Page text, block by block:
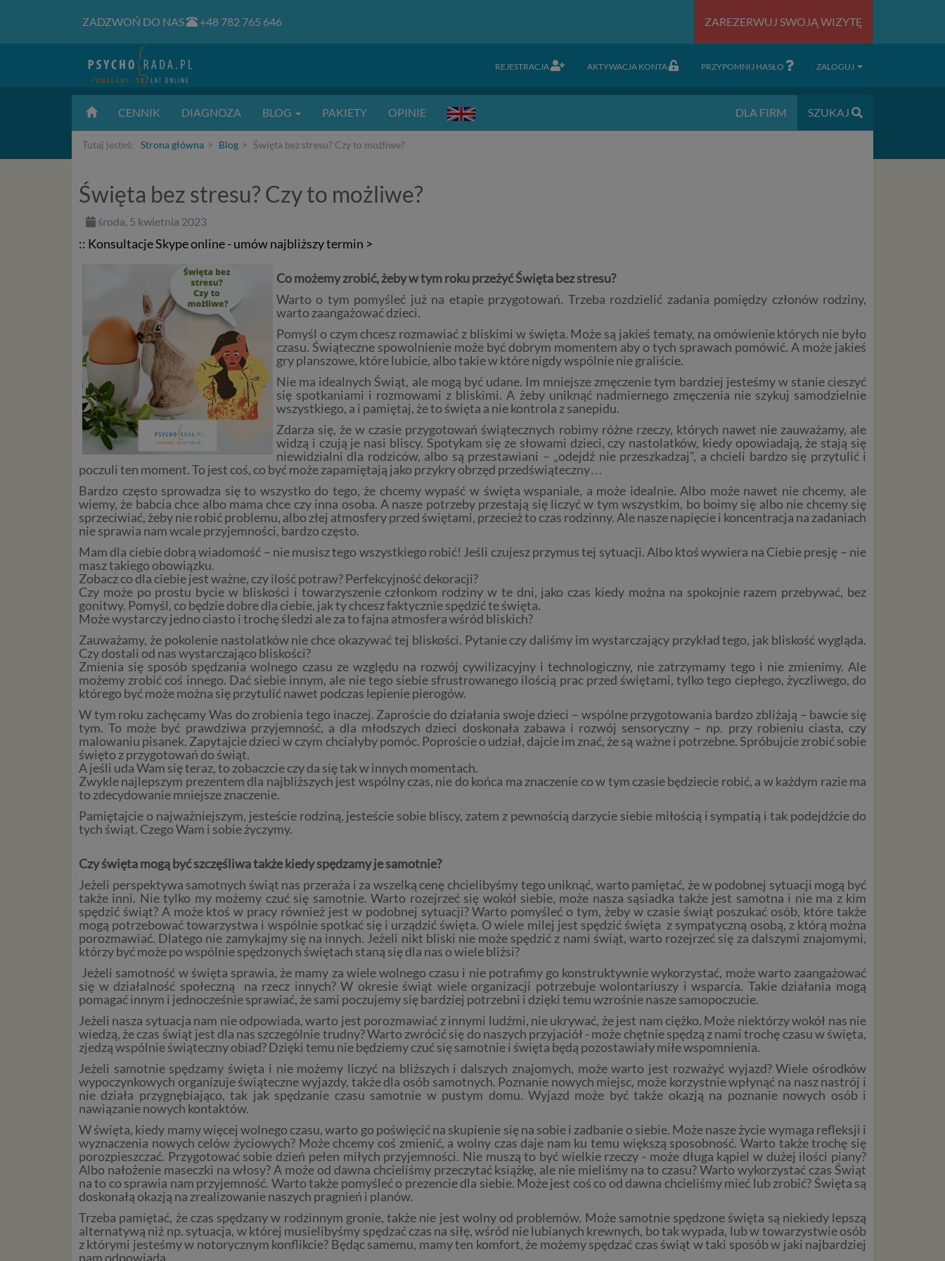
ZADZWOŃ DO NAS +48 782 765 646 ZAREZERWUJ SWOJĄ WIZYTĘ
REJESTRACJA AKTYWACJA KONTA PRZYPOMNIJ HASŁO ZALOGUJ
CENNIK DIAGNOZA BLOG PAKIETY OPINIE DLA FIRM SZUKAJ
Tutaj jesteś: Strona główna Blog Święta bez stresu? Czy to możliwe?
Święta bez stresu? Czy to możliwe?
środa, 5 kwietnia 2023
:: Konsultacje Skype online - umów najbliższy termin >
Co możemy zrobić, żeby w tym roku przeżyć Święta bez stresu?
Warto o tym pomyśleć już na etapie przygotowań. Trzeba rozdzielić zadania pomiędzy członów rodziny,
warto zaangażować dzieci.
Pomyśl o czym chcesz rozmawiać z bliskimi w święta. Może są jakieś tematy, na omówienie których nie było
czasu. Świąteczne spowolnienie może być dobrym momentem aby o tych sprawach pomówić. A może jakieś
gry planszowe, które lubicie, albo takie w które nigdy wspólnie nie graliście.
Nie ma idealnych Świąt, ale mogą być udane. Im mniejsze zmęczenie tym bardziej jesteśmy w stanie cieszyć
się spotkaniami i rozmowami z bliskimi. A żeby uniknąć nadmiernego zmęczenia nie szykuj samodzielnie
wszystkiego, a i pamiętaj, że to święta a nie kontrola z sanepidu.
Zdarza się, że w czasie przygotowań świątecznych robimy różne rzeczy, których nawet nie zauważamy, ale
widzą i czują je nasi bliscy. Spotykam się ze słowami dzieci, czy nastolatków, kiedy opowiadają, że stają się
niewidzialni dla rodziców, albo są przestawiani – „odejdź nie przeszkadzaj”, a chcieli bardzo się przytulić i
poczuli ten moment. To jest coś, co być może zapamiętają jako przykry obrzęd przedświąteczny…
Bardzo często sprowadza się to wszystko do tego, że chcemy wypaść w święta wspaniale, a może idealnie. Albo może nawet nie chcemy, ale
wiemy, że babcia chce albo mama chce czy inna osoba. A nasze potrzeby przestają się liczyć w tym wszystkim, bo boimy się albo nie chcemy się
sprzeciwiać, żeby nie robić problemu, albo złej atmosfery przed świętami, przecież to czas rodzinny. Ale nasze napięcie i koncentracja na zadaniach
nie sprawia nam wcale przyjemności, bardzo często.
Mam dla ciebie dobrą wiadomość – nie musisz tego wszystkiego robić! Jeśli czujesz przymus tej sytuacji. Albo ktoś wywiera na Ciebie presję – nie
masz takiego obowiązku.
Zobacz co dla ciebie jest ważne, czy ilość potraw? Perfekcyjność dekoracji?
Czy może po prostu bycie w bliskości i towarzyszenie członkom rodziny w te dni, jako czas kiedy można na spokojnie razem przebywać, bez
gonitwy. Pomyśl, co będzie dobre dla ciebie, jak ty chcesz faktycznie spędzić te święta.
Może wystarczy jedno ciasto i trochę śledzi ale za to fajna atmosfera wśród bliskich?
Zauważamy, że pokolenie nastolatków nie chce okazywać tej bliskości. Pytanie czy daliśmy im wystarczający przykład tego, jak bliskość wygląda.
Czy dostali od nas wystarczająco bliskości?
Zmienia się sposób spędzania wolnego czasu ze względu na rozwój cywilizacyjny i technologiczny, nie zatrzymamy tego i nie zmienimy. Ale
możemy zrobić coś innego. Dać siebie innym, ale nie tego siebie sfrustrowanego ilością prac przed świętami, tylko tego ciepłego, życzliwego, do
którego być może można się przytulić nawet podczas lepienie pierogów.
W tym roku zachęcamy Was do zrobienia tego inaczej. Zaproście do działania swoje dzieci – wspólne przygotowania bardzo zbliżają – bawcie się
tym. To może być prawdziwa przyjemność, a dla młodszych dzieci doskonała zabawa i rozwój sensoryczny – np. przy robieniu ciasta, czy
malowaniu pisanek. Zapytajcie dzieci w czym chciałyby pomóc. Poproście o udział, dajcie im znać, że są ważne i potrzebne. Spróbujcie zrobić sobie
święto z przygotowań do świąt.
A jeśli uda Wam się teraz, to zobaczcie czy da się tak w innych momentach.
Zwykle najlepszym prezentem dla najbliższych jest wspólny czas, nie do końca ma znaczenie co w tym czasie będziecie robić, a w każdym razie ma
to zdecydowanie mniejsze znaczenie.
Pamiętajcie o najważniejszym, jesteście rodziną, jesteście sobie bliscy, zatem z pewnością darzycie siebie miłością i sympatią i tak podejdźcie do
tych świąt. Czego Wam i sobie życzymy.
Czy święta mogą być szczęśliwa także kiedy spędzamy je samotnie?
Jeżeli perspektywa samotnych świąt nas przeraża i za wszelką cenę chcielibyśmy tego uniknąć, warto pamiętać, że w podobnej sytuacji mogą być
także inni. Nie tylko my możemy czuć się samotnie. Warto rozejrzeć się wokół siebie, może nasza sąsiadka także jest samotna i nie ma z kim
spędzić świąt? A może ktoś w pracy również jest w podobnej sytuacji? Warto pomyśleć o tym, żeby w czasie świąt poszukać osób, które także
mogą potrzebować towarzystwa i wspólnie spotkać się i urządzić święta. O wiele milej jest spędzić święta z sympatyczną osobą, z którą można
porozmawiać. Dlatego nie zamykajmy się na innych. Jeżeli nikt bliski nie może spędzić z nami świąt, warto rozejrzeć się za dalszymi znajomymi,
którzy być może po wspólnie spędzonych świętach staną się dla nas o wiele bliżsi?
Jeżeli samotność w święta sprawia, że mamy za wiele wolnego czasu i nie potrafimy go konstruktywnie wykorzystać, może warto zaangażować
się w działalność społeczną na rzecz innych? W okresie świąt wiele organizacji potrzebuje wolontariuszy i wsparcia. Takie działania mogą
pomagać innym i jednocześnie sprawiać, że sami poczujemy się bardziej potrzebni i dzięki temu wzrośnie nasze samopoczucie.
Jeżeli nasza sytuacja nam nie odpowiada, warto jest porozmawiać z innymi ludźmi, nie ukrywać, że jest nam ciężko. Może niektórzy wokół nas nie
wiedzą, że czas świąt jest dla nas szczególnie trudny? Warto zwrócić się do naszych przyjaciół - może chętnie spędzą z nami trochę czasu w święta,
zjedzą wspólnie świąteczny obiad? Dzięki temu nie będziemy czuć się samotnie i święta będą pozostawiały miłe wspomnienia.
Jeżeli samotnie spędzamy święta i nie możemy liczyć na bliższych i dalszych znajomych, może warto jest rozważyć wyjazd? Wiele ośrodków
wypoczynkowych organizuje świąteczne wyjazdy, także dla osób samotnych. Poznanie nowych miejsc, może korzystnie wpłynąć na nasz nastrój i
nie działa przygnębiająco, tak jak spędzanie czasu samotnie w pustym domu. Wyjazd może być także okazją na poznanie nowych osób i
nawiązanie nowych kontaktów.
W święta, kiedy mamy więcej wolnego czasu, warto go poświęcić na skupienie się na sobie i zadbanie o siebie. Może nasze życie wymaga refleksji i
wyznaczenia nowych celów życiowych? Może chcemy coś zmienić, a wolny czas daje nam ku temu większą sposobność. Warto także trochę się
porozpieszczać. Przygotować sobie dzień pełen miłych przyjemności. Nie muszą to być wielkie rzeczy - może długa kąpiel w dużej ilości piany?
Albo nałożenie maseczki na włosy? A może od dawna chcieliśmy przeczytać książkę, ale nie mieliśmy na to czasu? Warto wykorzystać czas Świąt
na to co sprawia nam przyjemność. Warto także pomyśleć o prezencie dla siebie. Może jest coś co od dawna chcieliśmy mieć lub zrobić? Święta są
doskonałą okazją na zrealizowanie naszych pragnień i planów.
Trzeba pamiętać, że czas spędzany w rodzinnym gronie, także nie jest wolny od problemów. Może samotnie spędzone święta są niekiedy lepszą
alternatywą niż np. sytuacja, w której musielibyśmy spędzać czas na siłę, wśród nie lubianych krewnych, bo tak wypada, lub w towarzystwie osób
z którymi jesteśmy w notorycznym konflikcie? Będąc samemu, mamy ten komfort, że możemy spędzać czas świąt w taki sposób w jaki najbardziej
nam odpowiada.